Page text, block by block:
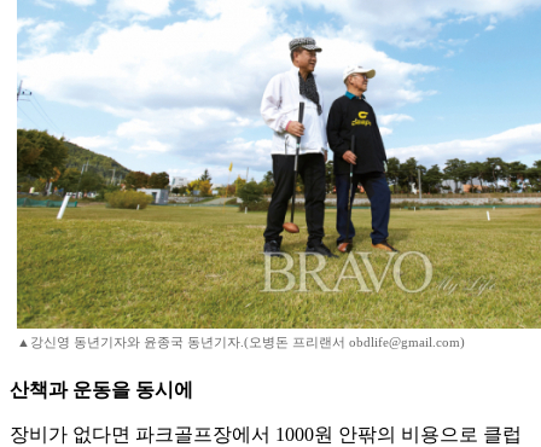
▲강신영 동년기자와 윤종국 동년기자.(오병돈 프리랜서 obdlife@gmail.com)
산책과 운동을 동시에
장비가 없다면 파크골프장에서 1000원 안팎의 비용으로 클럽